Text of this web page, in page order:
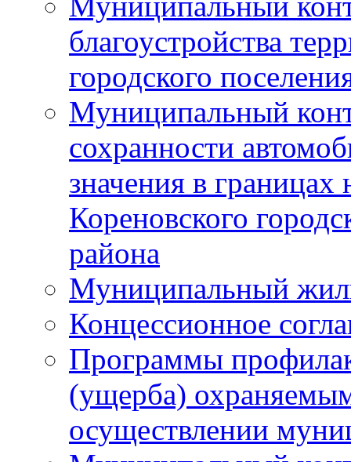
благоустройства
городского
Муниципальный
сохранности
значения в
Кореновского
района
Муниципальный
Концессионное
Программы
(ущерба)
осуществлении